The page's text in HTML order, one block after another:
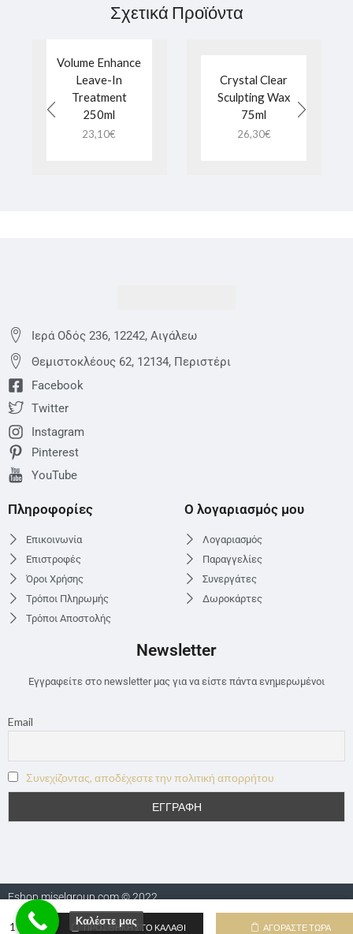
Σχετικά Προϊόντα
Volume Enhance
Leave-In
Treatment
250ml
23,10€
Crystal Clear
Sculpting Wax
75ml
26,30€
ΠΡΟΣΘΉΚΗ ΣΤΟ ΚΑΛΆΘΙ ΑΓΟΡΆΣΤΕ ΤΏΡΑ
Ιερά Οδός 236, 12242, Αιγάλεω
Θεμιστoκλέους 62, 12134, Περιστέρι
Facebook
Twitter
Instagram
Pinterest
YouTube
Πληροφορίες
Επικοινωνία
Επιστροφές
Όροι Χρήσης
Τρόποι Πληρωμής
Τρόποι Αποστολής
Ο λογαριασμός μου
Λογαριασμός
Παραγγελίες
Συνεργάτες
Δωροκάρτες
Newsletter
Εγγραφείτε στο newsletter μας για να είστε πάντα ενημερωμένοι
Email
Συνεχίζοντας, αποδέχεστε την πολιτική απορρήτου
Eshop.miselgroup.com © 2022
Καλέστε μας